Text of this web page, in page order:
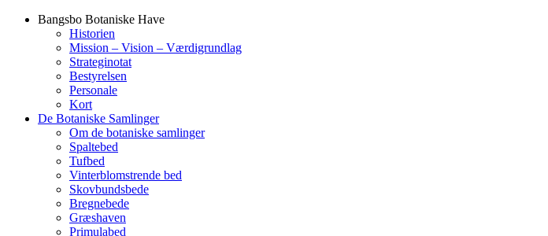
Bangsbo Botaniske Have
Historien
Mission – Vision – Værdigrundlag
Strateginotat
Bestyrelsen
Personale
Kort
De Botaniske Samlinger
Om de botaniske samlinger
Spaltebed
Tufbed
Vinterblomstrende bed
Skovbundsbede
Bregnebede
Græshaven
Primulabed